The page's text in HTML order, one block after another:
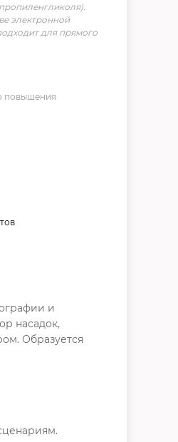
электронной
для прямого
повышения
и
насадок,
Образуется